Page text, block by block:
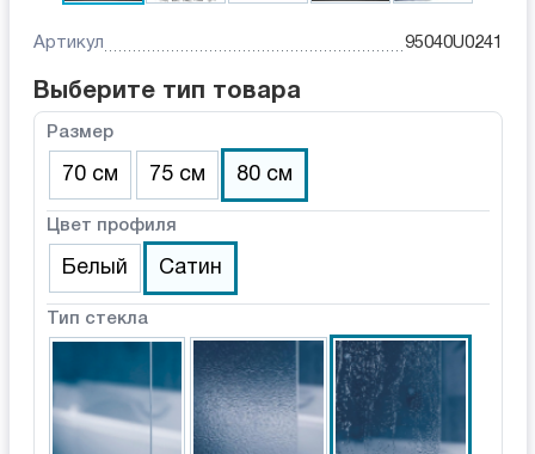
Артикул 95040U0241
Выберите тип товара
Размер
70 см 75 см 80 см
Цвет профиля
Белый Сатин
Тип стекла